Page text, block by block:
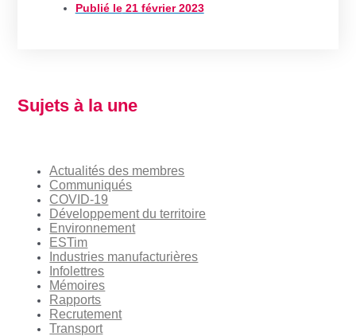
Publié le21 février 2023
Sujets à la une
Actualités des membres
Communiqués
COVID-19
Développement du territoire
Environnement
ESTim
Industries manufacturières
Infolettres
Mémoires
Rapports
Recrutement
Transport